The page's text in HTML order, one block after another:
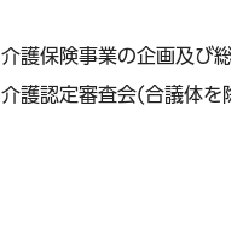
介護保険事業の企画及び総
介護認定審査会(合議体を